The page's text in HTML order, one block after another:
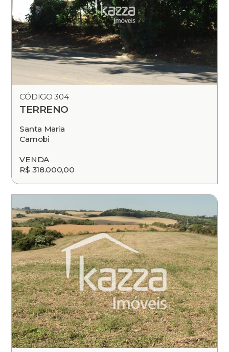
CÓDIGO 304
TERRENO
Santa Maria
Camobi
VENDA
R$ 318.000,00